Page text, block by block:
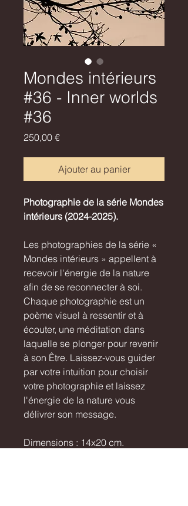
Mondes intérieurs
#36 - Inner worlds
#36
250,00 €Prix
Ajouter au panier
Photographie de la série Mondes
intérieurs (2024-2025).
Les photographies de la série «
Mondes intérieurs » appellent à
recevoir l'énergie de la nature
afin de se reconnecter à soi.
Chaque photographie est un
poème visuel à ressentir et à
écouter, une méditation dans
laquelle se plonger pour revenir
à son Être. Laissez-vous guider
par votre intuition pour choisir
votre photographie et laissez
l'énergie de la nature vous
délivrer son message.
Dimensions : 14x20 cm.